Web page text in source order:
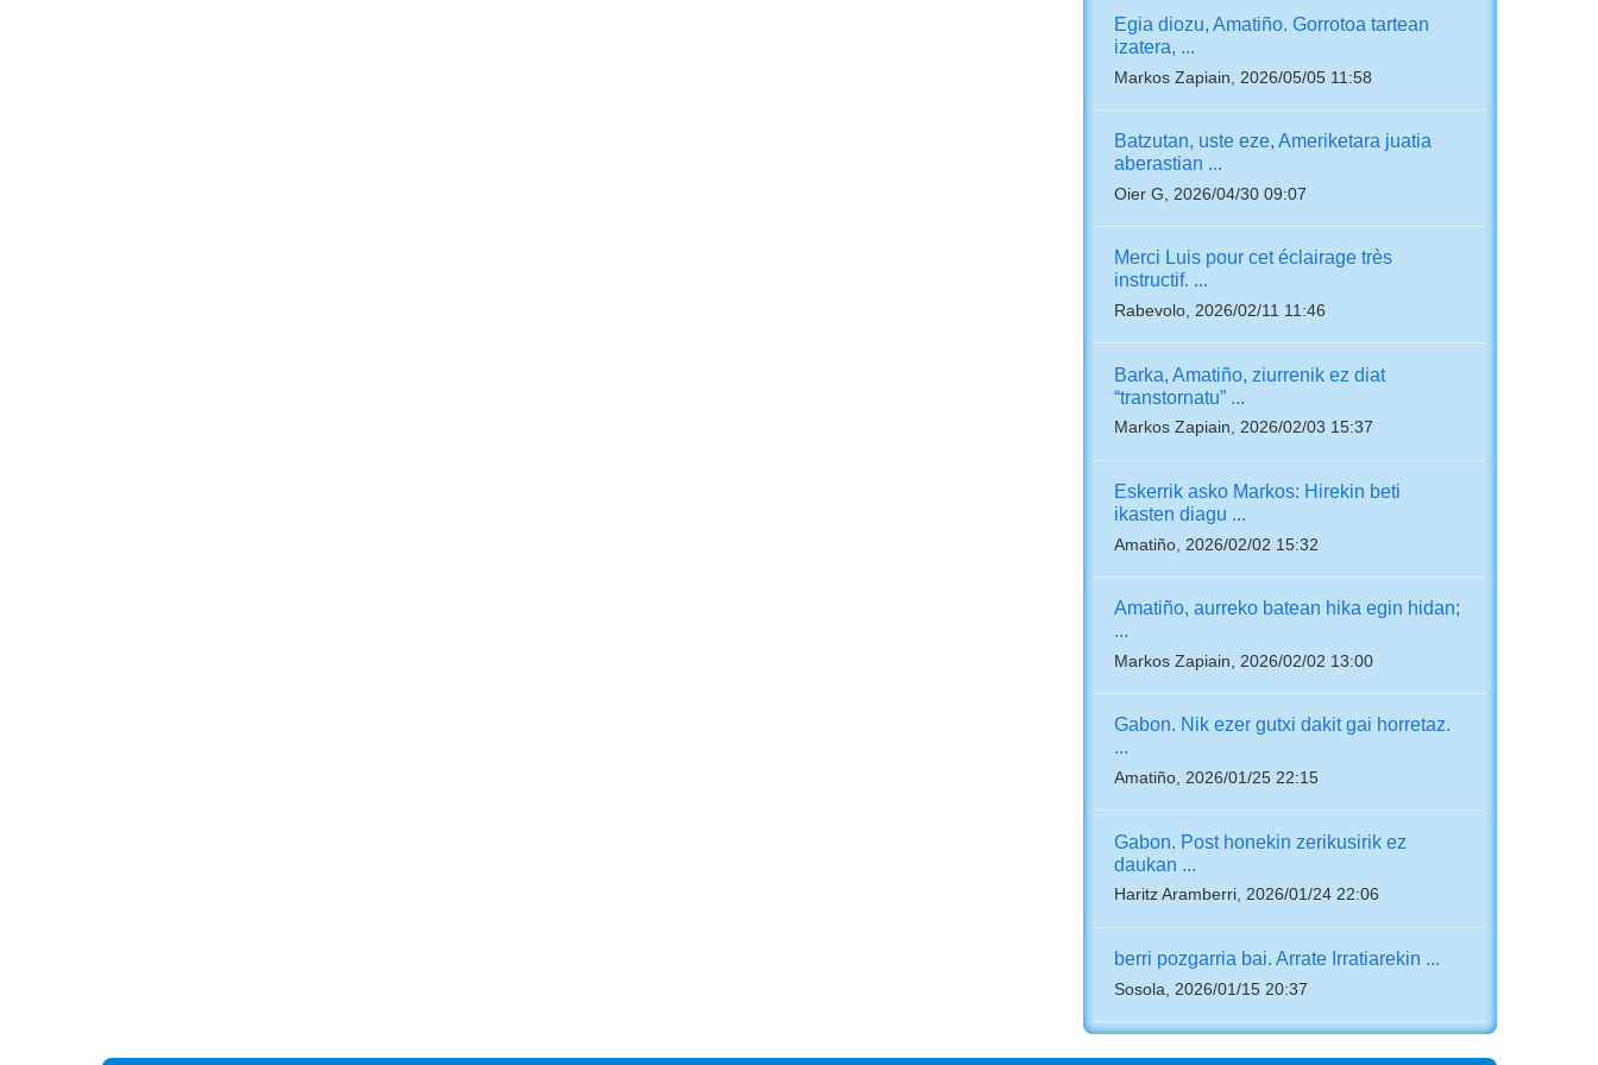
Egia diozu, Amatiño. Gorrotoa tartean
izatera, ...
Markos Zapiain, 2026/05/05 11:58
Batzutan, uste eze, Ameriketara juatia
aberastian ...
Oier G, 2026/04/30 09:07
Merci Luis pour cet éclairage très
instructif. ...
Rabevolo, 2026/02/11 11:46
Barka, Amatiño, ziurrenik ez diat
“transtornatu” ...
Markos Zapiain, 2026/02/03 15:37
Eskerrik asko Markos: Hirekin beti
ikasten diagu ...
Amatiño, 2026/02/02 15:32
Amatiño, aurreko batean hika egin hidan;
...
Markos Zapiain, 2026/02/02 13:00
Gabon. Nik ezer gutxi dakit gai horretaz.
...
Amatiño, 2026/01/25 22:15
Gabon. Post honekin zerikusirik ez
daukan ...
Haritz Aramberri, 2026/01/24 22:06
berri pozgarria bai. Arrate Irratiarekin ...
Sosola, 2026/01/15 20:37